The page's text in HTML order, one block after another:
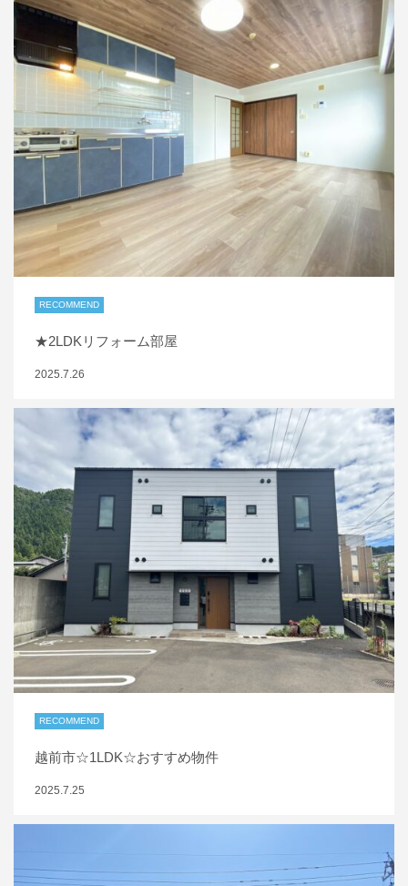
RECOMMEND
★2LDKリフォーム部屋
2025.7.26
RECOMMEND
越前市☆1LDK☆おすすめ物件
2025.7.25